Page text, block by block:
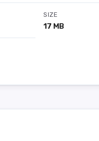
SIZE
17 MB